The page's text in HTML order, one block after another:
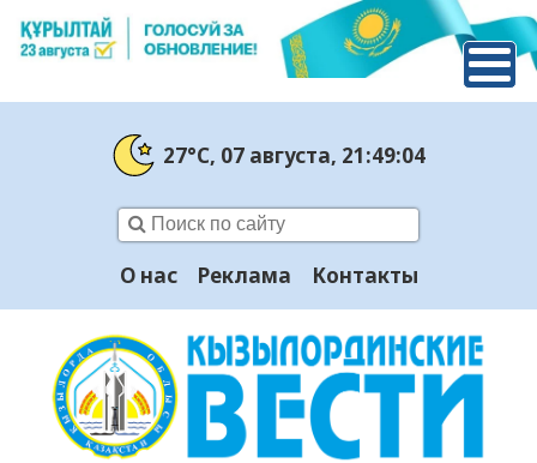
27°C, 07 августа, 21:49:05
О нас Реклама Контакты